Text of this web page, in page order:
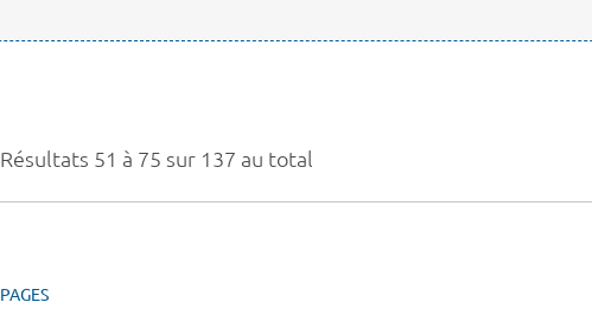
Résultats 51 à 75 sur 137 au total
PAGES